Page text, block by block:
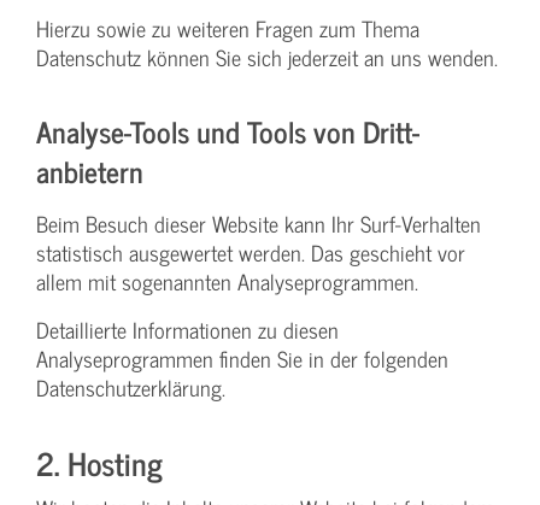
Hierzu sowie zu weiteren Fragen zum Thema
Datenschutz können Sie sich jederzeit an uns wenden.
Analyse-Tools und Tools von Dritt­
anbietern
Beim Besuch dieser Website kann Ihr Surf-Verhalten
statistisch ausgewertet werden. Das geschieht vor
allem mit sogenannten Analyseprogrammen.
Detaillierte Informationen zu diesen
Analyseprogrammen finden Sie in der folgenden
Datenschutzerklärung.
2. Hosting